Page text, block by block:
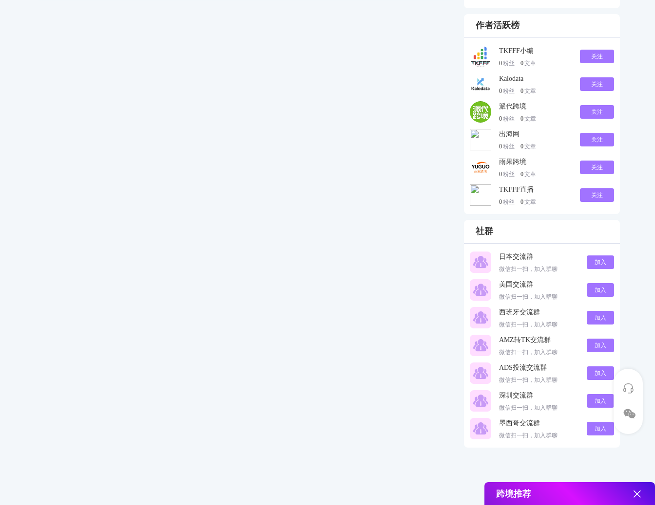
作者活跃榜
TKFFF小编
0粉丝 0文章
关注
Kalodata
0粉丝 0文章
关注
派代跨境
0粉丝 0文章
关注
出海网
0粉丝 0文章
关注
雨果跨境
0粉丝 0文章
关注
TKFFF直播
0粉丝 0文章
关注
社群
日本交流群
微信扫一扫，加入群聊
加入
美国交流群
微信扫一扫，加入群聊
加入
西班牙交流群
微信扫一扫，加入群聊
加入
AMZ转TK交流群
微信扫一扫，加入群聊
加入
ADS投流交流群
微信扫一扫，加入群聊
加入
深圳交流群
微信扫一扫，加入群聊
加入
墨西哥交流群
微信扫一扫，加入群聊
加入
跨境推荐